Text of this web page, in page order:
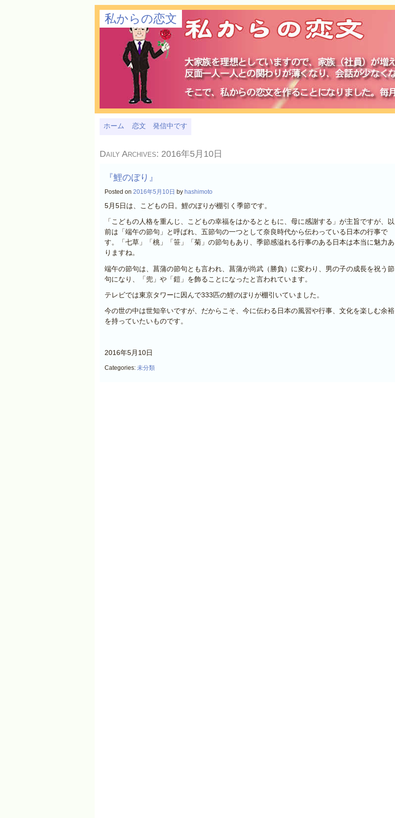
私からの恋文
ホーム 恋文 発信中です
Daily Archives: 2016年5月10日
『鯉のぼり』
Posted on 2016年5月10日 by hashimoto
5月5日は、こどもの日。鯉のぼりが棚引く季節です。
「こどもの人格を重んじ、こどもの幸福をはかるとともに、母に感謝する 」が主旨ですが、以
前は「端午の節句」と呼ばれ、五節句の一つとして奈良時代から伝わっている日本の行事で
す。「七草」「桃」「笹」「菊」の節句もあり、季節感溢れる行事のある日本は本当に魅力あ
りますね。
端午の節句は、菖蒲の節句とも言われ、菖蒲が尚武（勝負）に変わり、男の子の成長を祝う節
句になり、「兜」や「鎧」を飾ることになったと言われています。
テレビでは東京タワーに因んで333匹の鯉のぼりが棚引いていました。
今の世の中は世知辛いですが、だからこそ、今に伝わる日本の風習や行事、文化を楽しむ余裕
を持っていたいものです。
2016年5月10日
Categories: 未分類